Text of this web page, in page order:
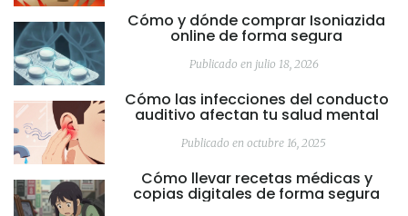
Cómo y dónde comprar Isoniazida
online de forma segura
Publicado en julio 18, 2026
Cómo las infecciones del conducto
auditivo afectan tu salud mental
Publicado en octubre 16, 2025
Cómo llevar recetas médicas y
copias digitales de forma segura